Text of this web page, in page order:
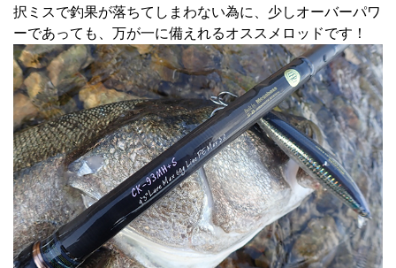
択ミスで釣果が落ちてしまわない為に、少しオーバーパワ
ーであっても、万が一に備えれるオススメロッドです！